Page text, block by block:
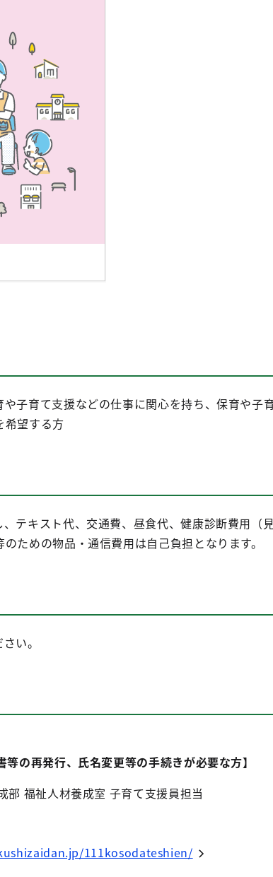
子育て支援などの仕事に関心を持ち、保育や子
希望する方
テキスト代、交通費、昼食代、健康診断費用（
ための物品・通信費用は自己負担となります。
い。
の再発行、氏名変更等の手続きが必要な方】
部 福祉⼈材養成室 ⼦育て⽀援員担当
111kosodateshien/